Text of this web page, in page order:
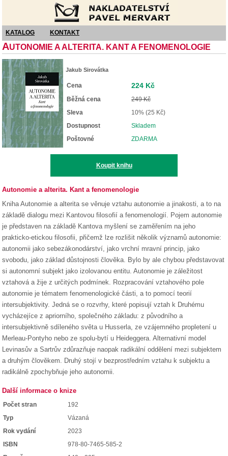
KATALOG KONTAKT
AUTONOMIE A ALTERITA. KANT A FENOMENOLOGIE
Jakub Sirovátka
Cena 224 Kč
Běžná cena
249 Kč
Sleva
10% (25 Kč)
Dostupnost
Skladem
Poštovné
ZDARMA
Koupit knihu
Autonomie a alterita. Kant a fenomenologie
Kniha Autonomie a alterita se věnuje vztahu autonomie a jinakosti, a to na
základě dialogu mezi Kantovou filosofií a fenomenologií. Pojem autonomie
je představen na základě Kantova myšlení se zaměřením na jeho
prakticko-etickou filosofii, přičemž lze rozlišit několik významů autonomie:
autonomii jako sebezákonodárství, jako vrchní mravní princip, jako
svobodu, jako základ důstojnosti člověka. Bylo by ale chybou představovat
si autonomní subjekt jako izolovanou entitu. Autonomie je záležitost
vztahová a žije z určitých podmínek. Rozpracování vztahového pole
autonomie je tématem fenomenologické části, a to pomocí teorií
intersubjektivity. Jedná se o rozvrhy, které popisují vztah k Druhému
vycházejíce z apriorního, společného základu: z původního a
intersubjektivně sdíleného světa u Husserla, ze vzájemného propletení u
Merleau-Pontyho nebo ze spolu-bytí u Heideggera. Alternativní model
Levinasův a Sartrův zdůrazňuje naopak radikální oddělení mezi subjektem
a druhým člověkem. Druhý stojí v bezprostředním vztahu k subjektu a
radikálně zpochybňuje jeho autonomii.
Další informace o knize
Počet stran
192
Typ
Vázaná
Rok vydání
2023
ISBN
978-80-7465-585-2